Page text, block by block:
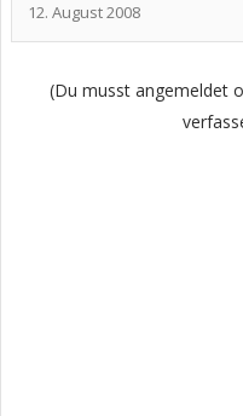
Ich weiß noch nicht wie es
12. August 2008
(Du musst angemeldet